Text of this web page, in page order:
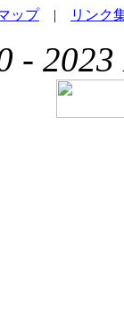
ップ| リンク
- 2023